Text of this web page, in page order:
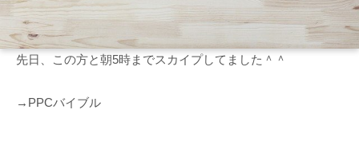
先日、この方と朝5時までスカイプしてました＾＾
→PPCバイブル